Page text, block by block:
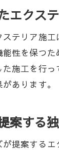
エクス
テリア施
性を保つ
施工を行
あります。
案する
提案する